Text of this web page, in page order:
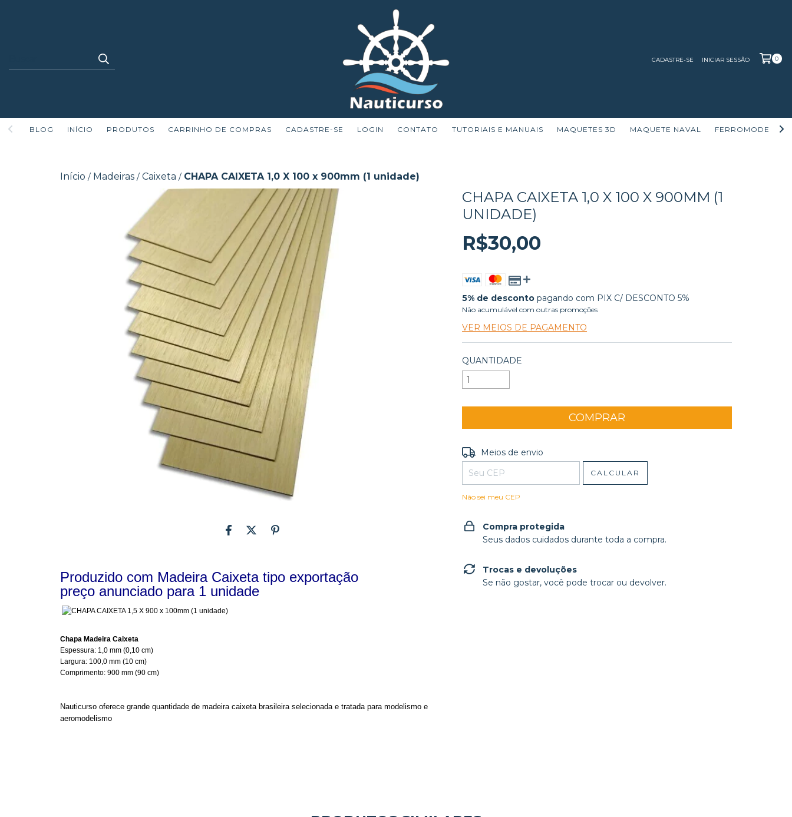
CADASTRE-SE INICIAR SESSÃO 0
BLOG INÍCIO PRODUTOS CARRINHO DE COMPRAS CADASTRE-SE LOGIN CONTATO TUTORIAIS E MANUAIS MAQUETES 3D MAQUETE NAVAL
Início / Madeiras / Caixeta / CHAPA CAIXETA 1,0 X 100 x 900mm (1 unidade)
Produzido com Madeira Caixeta tipo exportação
preço anunciado para 1 unidade
Chapa Madeira Caixeta
Espessura: 1,0 mm (0,10 cm)
Largura: 100,0 mm (10 cm)
Comprimento: 900 mm (90 cm)
Nauticurso oferece grande quantidade de madeira caixeta brasileira selecionada e tratada para modelismo e
aeromodelismo
CHAPA CAIXETA 1,0 X 100 X 900MM (1
UNIDADE)
R$30,00
5% de desconto pagando com PIX C/ DESCONTO 5%
Não acumulável com outras promoções
VER MEIOS DE PAGAMENTO
QUANTIDADE
Entregas para o CEP:
Meios de envio
CALCULAR
Não sei meu CEP
Compra protegida
Seus dados cuidados durante toda a compra.
Trocas e devoluções
Se não gostar, você pode trocar ou devolver.